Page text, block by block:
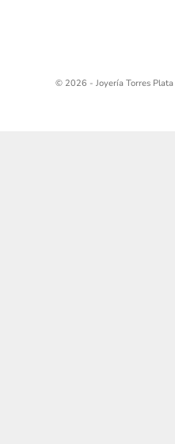
© 2026 - Joyería Torres Plata